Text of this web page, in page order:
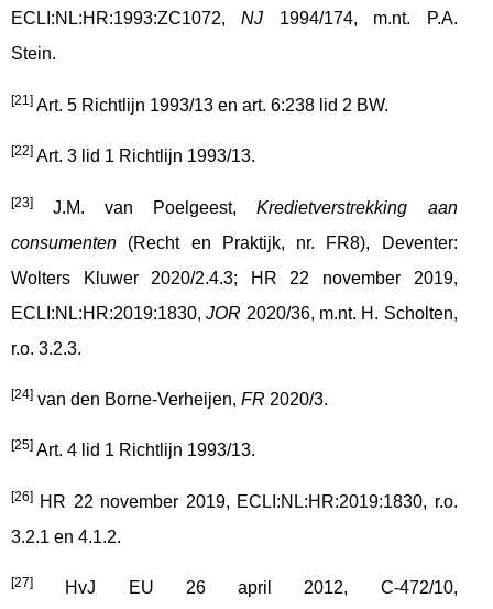
ECLI:NL:HR:1993:ZC1072,NJ 1994/174, m.nt. P.A.
Stein.
[21] Art. 5 Richtlijn 1993/13 en art. 6:238 lid 2 BW.
[22] Art. 3 lid 1 Richtlijn 1993/13.
[23] J.M. van Poelgeest,Kredietverstrekking aan
consumenten (Recht en Praktijk, nr. FR8), Deventer:
Wolters Kluwer 2020/2.4.3; HR 22 november 2019,
ECLI:NL:HR:2019:1830,JOR 2020/36, m.nt. H. Scholten,
r.o. 3.2.3.
[24] van den Borne-Verheijen, FR 2020/3.
[25] Art. 4 lid 1 Richtlijn 1993/13.
[26] HR 22 november 2019, ECLI:NL:HR:2019:1830, r.o.
3.2.1 en 4.1.2.
[27] HvJ EU 26 april 2012, C-472/10,